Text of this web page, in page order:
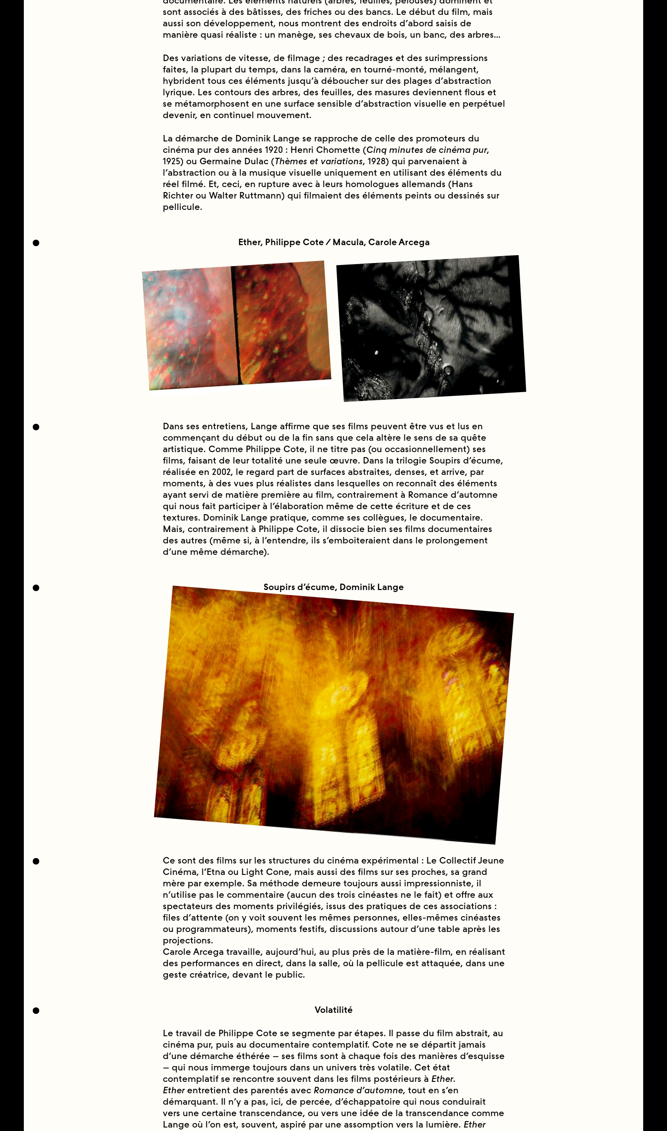
sont associés à des bâtisses, des friches ou des bancs. Le début du film, mais
aussi son développement, nous montrent des endroits d’abord saisis de
manière quasi réaliste : un manège, ses chevaux de bois, un banc, des arbres…
Des variations de vitesse, de filmage ; des recadrages et des surimpressions
faites, la plupart du temps, dans la caméra, en tourné-monté, mélangent,
hybrident tous ces éléments jusqu’à déboucher sur des plages d’abstraction
lyrique. Les contours des arbres, des feuilles, des masures deviennent flous et
se métamorphosent en une surface sensible d’abstraction visuelle en perpétuel
devenir, en continuel mouvement.
La démarche de Dominik Lange se rapproche de celle des promoteurs du
cinéma pur des années 1920 : Henri Chomette (Cinq minutes de cinéma pur,
1925) ou Germaine Dulac (Thèmes et variations, 1928) qui parvenaient à
l’abstraction ou à la musique visuelle uniquement en utilisant des éléments du
réel filmé. Et, ceci, en rupture avec à leurs homologues allemands (Hans
Richter ou Walter Ruttmann) qui filmaient des éléments peints ou dessinés sur
pellicule.
Ether, Philippe Cote / Macula, Carole Arcega
Dans ses entretiens, Lange affirme que ses films peuvent être vus et lus en
commençant du début ou de la fin sans que cela altère le sens de sa quête
artistique. Comme Philippe Cote, il ne titre pas (ou occasionnellement) ses
films, faisant de leur totalité une seule œuvre. Dans la trilogie Soupirs d’écume,
réalisée en 2002, le regard part de surfaces abstraites, denses, et arrive, par
moments, à des vues plus réalistes dans lesquelles on reconnaît des éléments
ayant servi de matière première au film, contrairement à Romance d’automne
qui nous fait participer à l’élaboration même de cette écriture et de ces
textures. Dominik Lange pratique, comme ses collègues, le documentaire.
Mais, contrairement à Philippe Cote, il dissocie bien ses films documentaires
des autres (même si, à l’entendre, ils s’emboiteraient dans le prolongement
d’une même démarche).
Soupirs d’écume, Dominik Lange
Ce sont des films sur les structures du cinéma expérimental : Le Collectif Jeune
Cinéma, l’Etna ou Light Cone, mais aussi des films sur ses proches, sa grand
mère par exemple. Sa méthode demeure toujours aussi impressionniste, il
n’utilise pas le commentaire (aucun des trois cinéastes ne le fait) et offre aux
spectateurs des moments privilégiés, issus des pratiques de ces associations :
files d’attente (on y voit souvent les mêmes personnes, elles-mêmes cinéastes
ou programmateurs), moments festifs, discussions autour d’une table après les
projections.
Carole Arcega travaille, aujourd’hui, au plus près de la matière-film, en réalisant
des performances en direct, dans la salle, où la pellicule est attaquée, dans une
geste créatrice, devant le public.
Volatilité
Le travail de Philippe Cote se segmente par étapes. Il passe du film abstrait, au
cinéma pur, puis au documentaire contemplatif. Cote ne se départit jamais
d’une démarche éthérée – ses films sont à chaque fois des manières d’esquisse
– qui nous immerge toujours dans un univers très volatile. Cet état
contemplatif se rencontre souvent dans les films postérieurs à Ether.
Etherentretient des parentés avec Romance d’automne, tout en s’en
démarquant. Il n’y a pas, ici, de percée, d’échappatoire qui nous conduirait
vers une certaine transcendance, ou vers une idée de la transcendance comme
Lange où l’on est, souvent, aspiré par une assomption vers la lumière. Ether